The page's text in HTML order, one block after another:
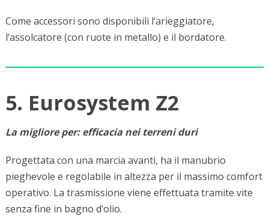
Come accessori sono disponibili l’arieggiatore,
l’assolcatore (con ruote in metallo) e il bordatore.
5. Eurosystem Z2
La migliore per: efficacia nei terreni duri
Progettata con una marcia avanti, ha il manubrio
pieghevole e regolabile in altezza per il massimo comfort
operativo. La trasmissione viene effettuata tramite vite
senza fine in bagno d’olio.